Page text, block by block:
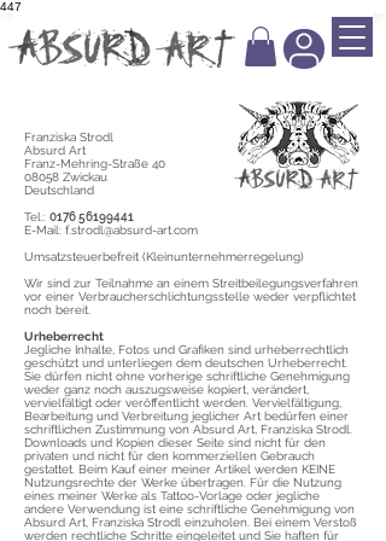
447
​Franziska Strodl
Absurd Art
Franz-Mehring-Straße 40
08058 Zwickau
Deutschland
Tel.: 0176 56199441
E-Mail: f.strodl@absurd-art.com
Umsatzsteuerbefreit (Kleinunternehmerregelung)
Wir sind zur Teilnahme an einem Streitbeilegungsverfahren
vor einer Verbraucherschlichtungsstelle weder verpflichtet
noch bereit.
Urheberrecht
Jegliche Inhalte, Fotos und Grafiken sind urheberrechtlich
geschützt und unterliegen dem deutschen Urheberrecht.
Sie dürfen nicht ohne vorherige schriftliche Genehmigung
weder ganz noch auszugsweise kopiert, verändert,
vervielfältigt oder veröffentlicht werden. Vervielfältigung,
Bearbeitung und Verbreitung jeglicher Art bedürfen einer
schriftlichen Zustimmung von Absurd Art, Franziska Strodl.
Downloads und Kopien dieser Seite sind nicht für den
privaten und nicht für den kommerziellen Gebrauch
gestattet. Beim Kauf einer meiner Artikel werden KEINE
Nutzungsrechte der Werke übertragen. Für die Nutzung
eines meiner Werke als Tattoo-Vorlage oder jegliche
andere Verwendung ist eine schriftliche Genehmigung von
Absurd Art, Franziska Strodl einzuholen. Bei einem Verstoß
werden rechtliche Schritte eingeleitet und Sie haften für